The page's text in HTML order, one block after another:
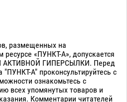
размещенных на
«ПУНКТ-А», допускается
ГИПЕРСЫЛКИ. Перед
"ПУНКТ-А" проконсультируйтесь с
ознакомьтесь с
всех упомянутых товаров и
Комментарии читателей